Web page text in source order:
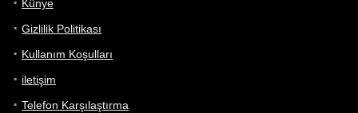
Künye
Gizlilik Politikası
Kullanım Koşulları
iletişim
Telefon Karşılaştırma